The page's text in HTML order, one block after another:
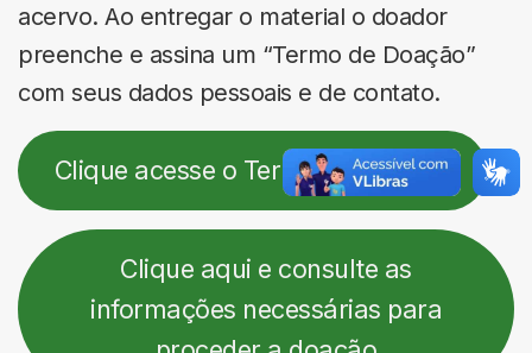
acervo. Ao entregar o material o doador
preenche e assina um “Termo de Doação”
com seus dados pessoais e de contato.
Clique acesse o Termo de Doação
Clique aqui e consulte as
informações necessárias para